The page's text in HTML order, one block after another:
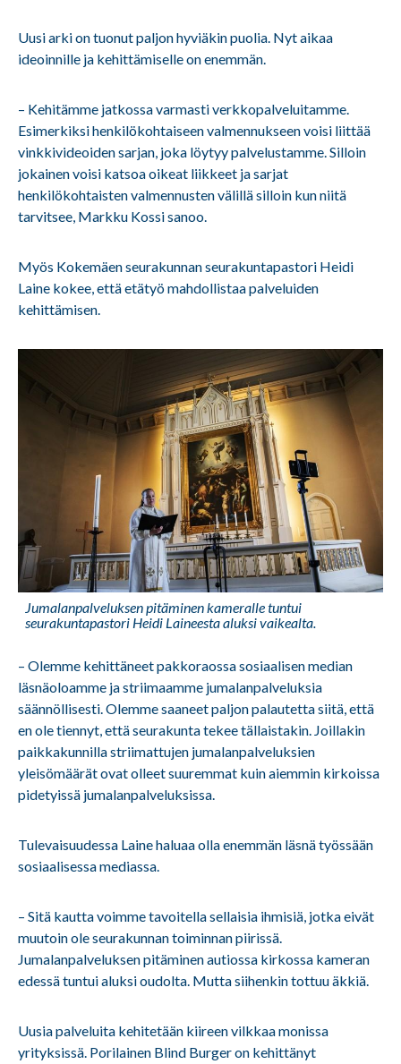
Uusi arki on tuonut paljon hyviäkin puolia. Nyt aikaa
ideoinnille ja kehittämiselle on enemmän.
– Kehitämme jatkossa varmasti verkkopalveluitamme.
Esimerkiksi henkilökohtaiseen valmennukseen voisi liittää
vinkkivideoiden sarjan, joka löytyy palvelustamme. Silloin
jokainen voisi katsoa oikeat liikkeet ja sarjat
henkilökohtaisten valmennusten välillä silloin kun niitä
tarvitsee, Markku Kossi sanoo.
Myös Kokemäen seurakunnan seurakuntapastori Heidi
Laine kokee, että etätyö mahdollistaa palveluiden
kehittämisen.
Jumalanpalveluksen pitäminen kameralle tuntui
seurakuntapastori Heidi Laineesta aluksi vaikealta.
– Olemme kehittäneet pakkoraossa sosiaalisen median
läsnäoloamme ja striimaamme jumalanpalveluksia
säännöllisesti. Olemme saaneet paljon palautetta siitä, että
en ole tiennyt, että seurakunta tekee tällaistakin. Joillakin
paikkakunnilla striimattujen jumalanpalveluksien
yleisömäärät ovat olleet suuremmat kuin aiemmin kirkoissa
pidetyissä jumalanpalveluksissa.
Tulevaisuudessa Laine haluaa olla enemmän läsnä työssään
sosiaalisessa mediassa.
– Sitä kautta voimme tavoitella sellaisia ihmisiä, jotka eivät
muutoin ole seurakunnan toiminnan piirissä.
Jumalanpalveluksen pitäminen autiossa kirkossa kameran
edessä tuntui aluksi oudolta. Mutta siihenkin tottuu äkkiä.
Uusia palveluita kehitetään kiireen vilkkaa monissa
yrityksissä. Porilainen Blind Burger on kehittänyt